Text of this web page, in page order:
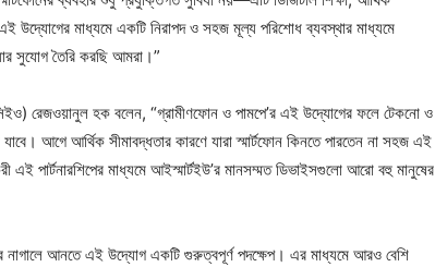
উদ্যোগের মাধ্যমে একটি নিরাপদ ও সহজ মূল্য পরিশোধ ব্যবস্থার মাধ্যমে
সুযোগ তৈরি করছি আমরা।”
(সিইও) রেজওয়ানুল হক বলেন, “গ্রামীণফোন ও পামপে’র এই উদ্যোগের ফলে টেকনো ও
আগে আর্থিক সীমাবদ্ধতার কারণে যারা স্মার্টফোন কিনতে পারতেন না সহজ এই
এই পার্টনারশিপের মাধ্যমে আইস্মার্টইউ’র মানসম্মত ডিভাইসগুলো আরো বহু মানুষের
নাগালে আনতে এই উদ্যোগ একটি গুরুত্বপূর্ণ পদক্ষেপ। এর মাধ্যমে আরও বেশি